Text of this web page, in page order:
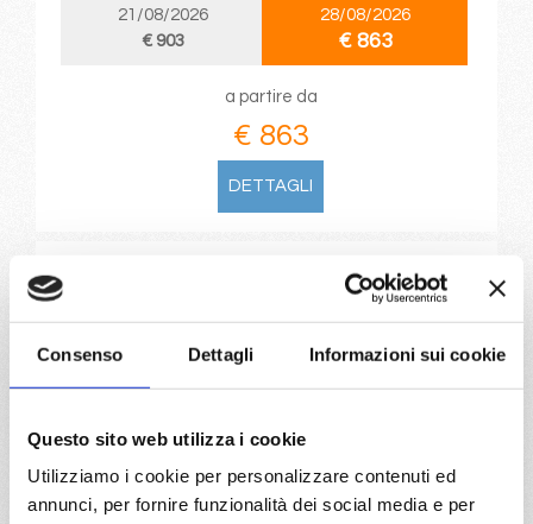
Consenso Dettagli Informazioni sui cookie
Questo sito web utilizza i cookie
Utilizziamo i cookie per personalizzare contenuti ed
annunci, per fornire funzionalità dei social media e per
21/08/2026
€ 903
28/08/2026
€ 863
a partire da
€ 863
DETTAGLI
Mediterraneo8 giorni
MSC Musica
€ 1.003
€ 953